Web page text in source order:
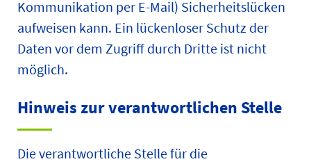
Kommunikation per E-Mail) Sicherheitslücken
aufweisen kann. Ein lückenloser Schutz der
Daten vor dem Zugriff durch Dritte ist nicht
möglich.
Hinweis zur verantwortlichen Stelle
Die verantwortliche Stelle für die